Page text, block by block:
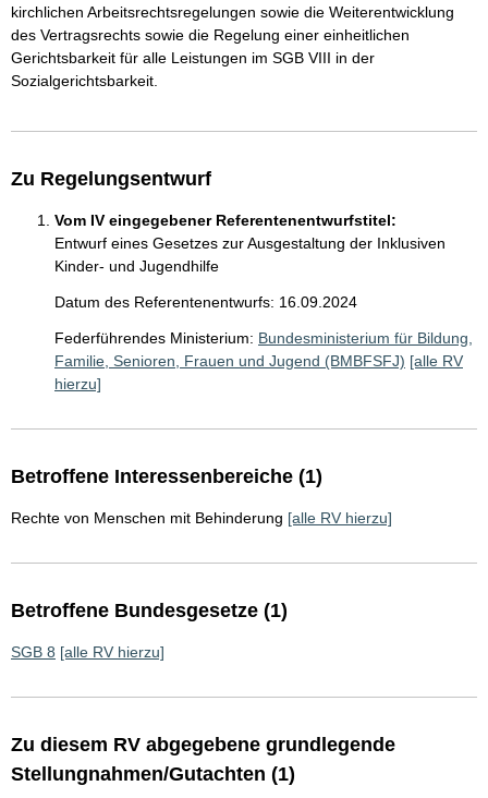
kirchlichen Arbeitsrechtsregelungen sowie die Weiterentwicklung
des Vertragsrechts sowie die Regelung einer einheitlichen
Gerichtsbarkeit für alle Leistungen im SGB VIII in der
Sozialgerichtsbarkeit.
Zu Regelungsentwurf
Vom IV eingegebener Referentenentwurfstitel:
Entwurf eines Gesetzes zur Ausgestaltung der Inklusiven
Kinder- und Jugendhilfe
Datum des Referentenentwurfs: 16.09.2024
Federführendes Ministerium: Bundesministerium für Bildung,
Familie, Senioren, Frauen und Jugend (BMBFSFJ) [alle RV
hierzu]
Betroffene Interessenbereiche (1)
Rechte von Menschen mit Behinderung [alle RV hierzu]
Betroffene Bundesgesetze (1)
SGB 8 [alle RV hierzu]
Zu diesem RV abgegebene grundlegende
Stellungnahmen/Gutachten (1)